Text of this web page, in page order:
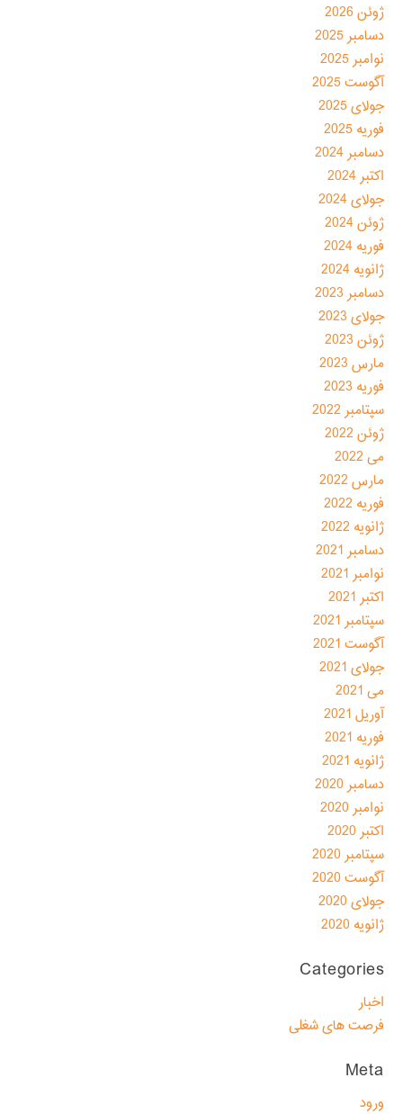
ژوئن 2026
دسامبر 2025
نوامبر 2025
آگوست 2025
جولای 2025
فوریه 2025
دسامبر 2024
اکتبر 2024
جولای 2024
ژوئن 2024
فوریه 2024
ژانویه 2024
دسامبر 2023
جولای 2023
ژوئن 2023
مارس 2023
فوریه 2023
سپتامبر 2022
ژوئن 2022
می 2022
مارس 2022
فوریه 2022
ژانویه 2022
دسامبر 2021
نوامبر 2021
اکتبر 2021
سپتامبر 2021
آگوست 2021
جولای 2021
می 2021
آوریل 2021
فوریه 2021
ژانویه 2021
دسامبر 2020
نوامبر 2020
اکتبر 2020
سپتامبر 2020
آگوست 2020
جولای 2020
ژانویه 2020
Categories
اخبار
فرصت های شغلی
Meta
ورود